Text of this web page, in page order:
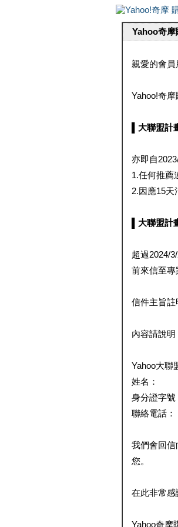
Yahoo奇摩
親愛的會員
Yahoo!奇
▌大聯盟計
亦即自
1.任何推薦
2.因應15天
▌大聯盟計
超過2024/
前來信至專
信件主旨註
內容請說明
Yahoo大聯
姓名：
身分證字號
聯絡電話：
我們會回
您。
在此非常感
Yahoo奇